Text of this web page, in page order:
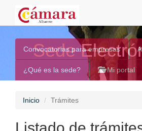
Sede
Convocatorias para empresas
¿Qué es la sede? Mi portal
Inicio Trámites